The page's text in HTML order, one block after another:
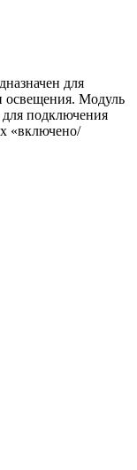
для
освещения. Модуль
подключения
«включено/